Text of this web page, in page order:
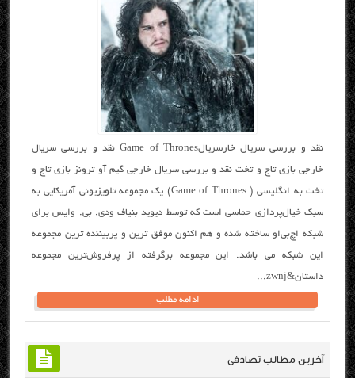
نقد و بررسی سریال خارسریالGame of Thrones نقد و بررسی سریال
خارجی بازی تاج و تخت نقد و بررسی سریال خارجی گیم آو ترونز بازی تاج و
تخت به انگلیسی ( Game of Thrones) یک مجموعه تلویزیونی آمریکایی به
سبک خیال‌پردازی حماسی است که توسط دیوید بنیاف ودی. بی. وایس برای
شبکه اچ‌بی‌او ساخته شده‌ و هم اکنون موفق ترین و پربیننده ترین مجموعه
این شبکه می باشد. این مجموعه برگرفته از پرفروش‌ترین مجموعه
داستان&zwnj...
ادامه مطلب
آخرین مطالب تصادفی